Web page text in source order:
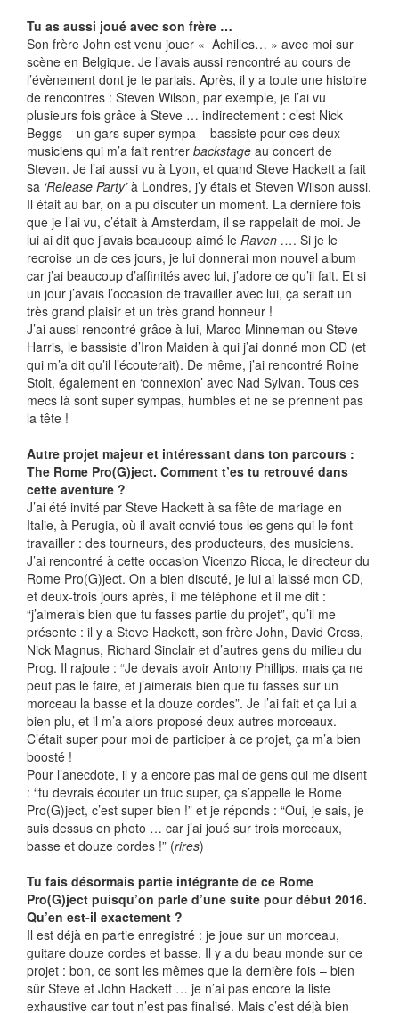
Tu as aussi joué avec son frère …
Son frère John est venu jouer « Achilles… » avec moi sur
scène en Belgique. Je l’avais aussi rencontré au cours de
l’évènement dont je te parlais. Après, il y a toute une histoire
de rencontres : Steven Wilson, par exemple, je l’ai vu
plusieurs fois grâce à Steve … indirectement : c’est Nick
Beggs – un gars super sympa – bassiste pour ces deux
musiciens qui m’a fait rentrer backstage au concert de
Steven. Je l’ai aussi vu à Lyon, et quand Steve Hackett a fait
sa ‘Release Party’à Londres, j’y étais et Steven Wilson aussi.
Il était au bar, on a pu discuter un moment. La dernière fois
que je l’ai vu, c’était à Amsterdam, il se rappelait de moi. Je
lui ai dit que j’avais beaucoup aimé le Raven …. Si je le
recroise un de ces jours, je lui donnerai mon nouvel album
car j’ai beaucoup d’affinités avec lui, j’adore ce qu’il fait. Et si
un jour j’avais l’occasion de travailler avec lui, ça serait un
très grand plaisir et un très grand honneur !
J’ai aussi rencontré grâce à lui, Marco Minneman ou Steve
Harris, le bassiste d’Iron Maiden à qui j’ai donné mon CD (et
qui m’a dit qu’il l’écouterait). De même, j’ai rencontré Roine
Stolt, également en ‘connexion’ avec Nad Sylvan. Tous ces
mecs là sont super sympas, humbles et ne se prennent pas
la tête !
Autre projet majeur et intéressant dans ton parcours :
The Rome Pro(G)ject. Comment t’es tu retrouvé dans
cette aventure ?
J’ai été invité par Steve Hackett à sa fête de mariage en
Italie, à Perugia, où il avait convié tous les gens qui le font
travailler : des tourneurs, des producteurs, des musiciens.
J’ai rencontré à cette occasion Vicenzo Ricca, le directeur du
Rome Pro(G)ject. On a bien discuté, je lui ai laissé mon CD,
et deux-trois jours après, il me téléphone et il me dit :
“j’aimerais bien que tu fasses partie du projet”, qu’il me
présente : il y a Steve Hackett, son frère John, David Cross,
Nick Magnus, Richard Sinclair et d’autres gens du milieu du
Prog. Il rajoute : “Je devais avoir Antony Phillips, mais ça ne
peut pas le faire, et j’aimerais bien que tu fasses sur un
morceau la basse et la douze cordes”. Je l’ai fait et ça lui a
bien plu, et il m’a alors proposé deux autres morceaux.
C’était super pour moi de participer à ce projet, ça m’a bien
boosté !
Pour l’anecdote, il y a encore pas mal de gens qui me disent
: “tu devrais écouter un truc super, ça s’appelle le Rome
Pro(G)ject, c’est super bien !” et je réponds : “Oui, je sais, je
suis dessus en photo … car j’ai joué sur trois morceaux,
basse et douze cordes !” (rires)
Tu fais désormais partie intégrante de ce Rome
Pro(G)ject puisqu’on parle d’une suite pour début 2016.
Qu’en est-il exactement ?
Il est déjà en partie enregistré : je joue sur un morceau,
guitare douze cordes et basse. Il y a du beau monde sur ce
projet : bon, ce sont les mêmes que la dernière fois – bien
sûr Steve et John Hackett … je n’ai pas encore la liste
exhaustive car tout n’est pas finalisé. Mais c’est déjà bien